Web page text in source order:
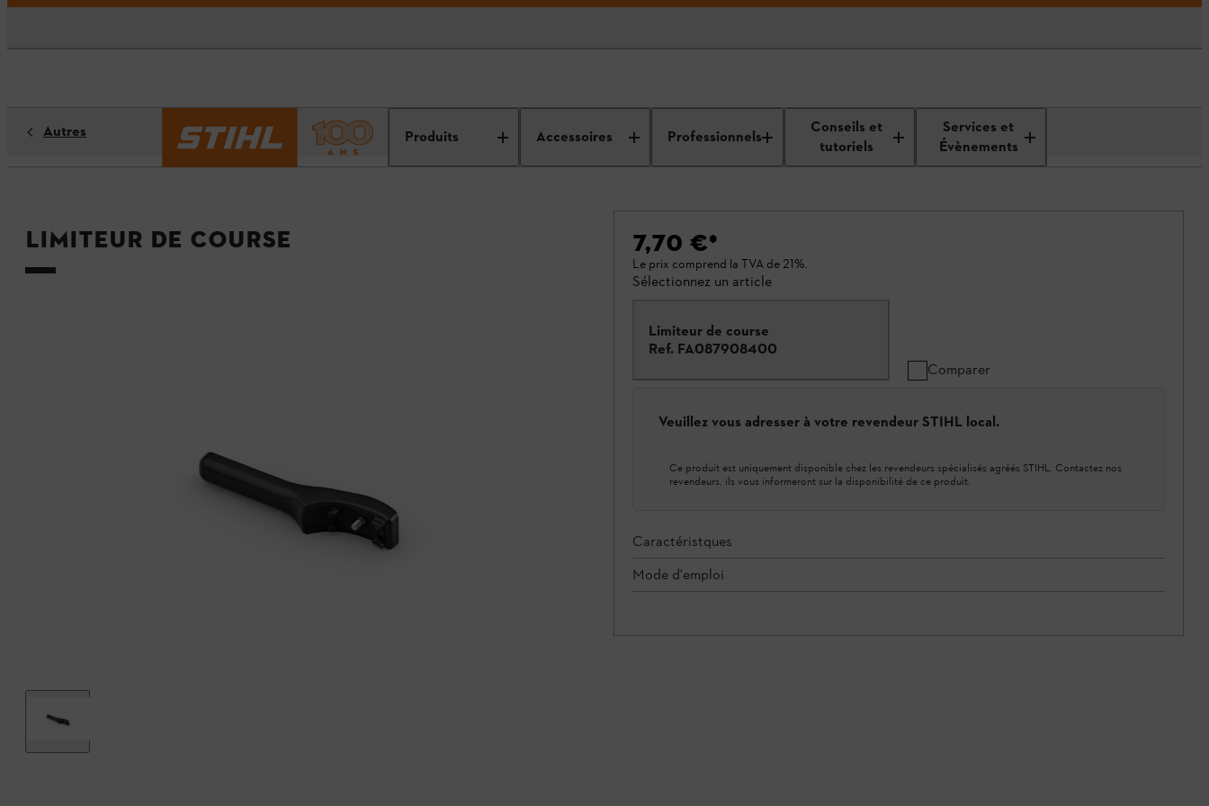
Produits Accessoires Professionnels
Conseils et
tutoriels
Services et
Évènements
Autres
Limiteur de course 7,70 €*
Le prix comprend la TVA de 21%.
Sélectionnez un article
Limiteur de course
Ref. FA087908400
Comparer
Veuillez vous adresser à votre revendeur STIHL local.
Ce produit est uniquement disponible chez les revendeurs spécialisés agréés STIHL. Contactez nos
revendeurs, ils vous informeront sur la disponibilité de ce produit.
Caractéristques
Mode d'emploi